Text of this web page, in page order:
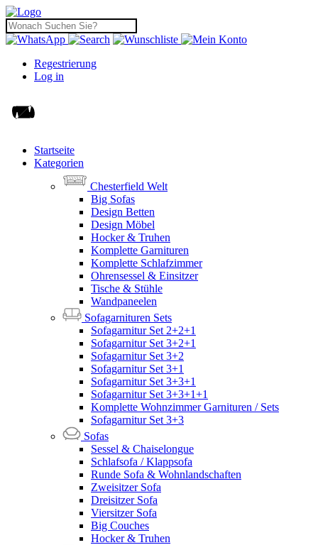
Regestrierung
Log in
Startseite
Kategorien
Chesterfield Welt
Big Sofas
Design Betten
Design Möbel
Hocker & Truhen
Komplette Garnituren
Komplette Schlafzimmer
Ohrensessel & Einsitzer
Tische & Stühle
Wandpaneelen
Sofagarnituren Sets
Sofagarnitur Set 2+2+1
Sofagarnitur Set 3+2+1
Sofagarnitur Set 3+2
Sofagarnitur Set 3+1
Sofagarnitur Set 3+3+1
Sofagarnitur Set 3+3+1+1
Komplette Wohnzimmer Garnituren / Sets
Sofagarnitur Set 3+3
Sofas
Sessel & Chaiselongue
Schlafsofa / Klappsofa
Runde Sofa & Wohnlandschaften
Zweisitzer Sofa
Dreisitzer Sofa
Viersitzer Sofa
Big Couches
Hocker & Truhen